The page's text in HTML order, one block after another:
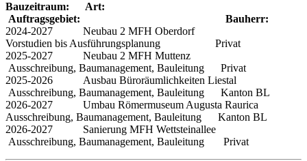
Bauzeitraum: Art:
Auftragsgebiet: Bauherr:
2024-2027 Neubau 2 MFH Oberdorf
Vorstudien bis Ausführungsplanung Privat
2025-2027 Neubau 2 MFH Muttenz
Ausschreibung, Baumanagement, Bauleitung Privat
2025-2026 Ausbau Büroräumlichkeiten Liestal
Ausschreibung, Baumanagement, Bauleitung Kanton BL
2026-2027 Umbau Römermuseum Augusta Raurica
Ausschreibung, Baumanagement, Bauleitung Kanton BL
2026-2027 Sanierung MFH Wettsteinallee
Ausschreibung, Baumanagement, Bauleitung Privat